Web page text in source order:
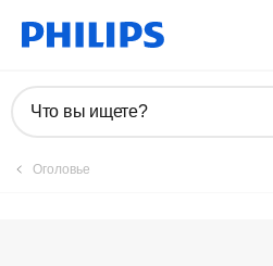
Что вы ищете?
Оголовье
Зарегистрировать продукт